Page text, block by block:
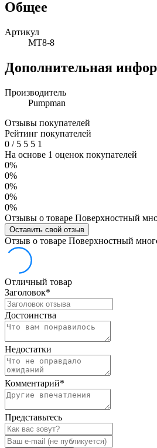
Общее
Артикул
MT8-8
Дополнительная
Производитель
Pumpman
Отзывы покупателей
Рейтинг покупателей
0 /5 5 5 1
На основе 1 оценок покупателей
0%
0%
0%
0%
0%
Отзывы о товаре Поверхностный
Оставить свой отзыв
Отзыв о товаре Поверхностный
Отличный товар
Заголовок*
Достоинства
Недостатки
Комментарий*
Представьтесь